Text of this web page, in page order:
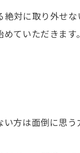
絶対に取り外せ
ていただきます。
い方は面倒に思う